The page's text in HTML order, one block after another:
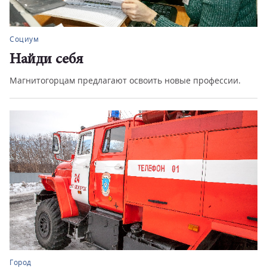
Социум
Найди себя
Магнитогорцам предлагают освоить новые профессии.
Город